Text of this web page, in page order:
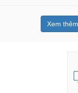
Xem thêm